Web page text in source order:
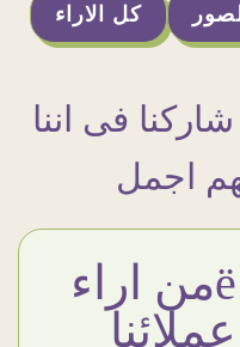
كل الاراء
5000 بيت شاركنا فى اننا
اجمل
ëمن اراء
عملائنا